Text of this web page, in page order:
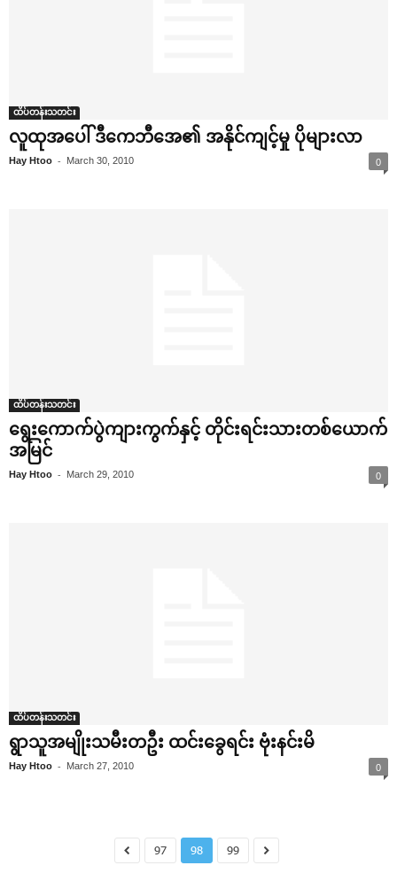
ထိပ်တန်းသတင်း
လူထုအ‌ပေါ် ဒီ‌ကေဘီ‌အေ၏ အနိုင်ကျင့်မှု ပိုများလာ
Hay Htoo - March 30, 2010 0
ထိပ်တန်းသတင်း
‌ရွေး‌ကောက်ပွဲကျားကွက်နှင့် တိုင်းရင်းသားတစ်‌ယောက်
အမြင်
Hay Htoo - March 29, 2010 0
ထိပ်တန်းသတင်း
ရွာသူအမျိုးသမီးတဦး ထင်း‌ခွေရင်း ဗုံးနင်းမိ
Hay Htoo - March 27, 2010 0
97 98 99